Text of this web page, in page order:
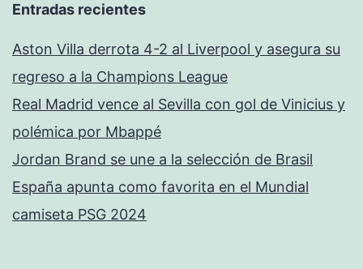
Entradas recientes
Aston Villa derrota 4-2 al Liverpool y asegura su
regreso a la Champions League
Real Madrid vence al Sevilla con gol de Vinicius y
polémica por Mbappé
Jordan Brand se une a la selección de Brasil
España apunta como favorita en el Mundial
camiseta PSG 2024